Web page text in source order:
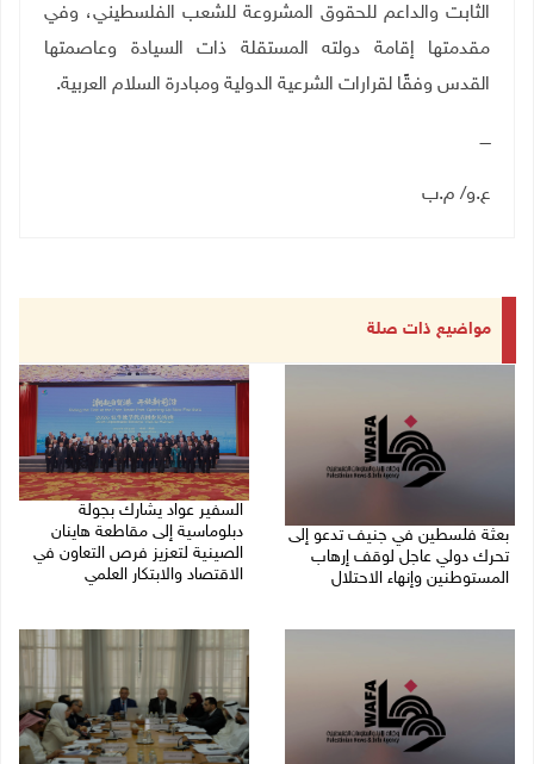
الثابت والداعم للحقوق المشروعة للشعب الفلسطيني، وفي
مقدمتها إقامة دولته المستقلة ذات السيادة وعاصمتها
القدس وفقًا لقرارات الشرعية الدولية ومبادرة السلام العربية.
ــــ
ع.و/ م.ب
مواضيع ذات صلة
بعثة فلسطين في جنيف تدعو إلى
تحرك دولي عاجل لوقف إرهاب
المستوطنين وإنهاء الاحتلال
السفير عواد يشارك بجولة
دبلوماسية إلى مقاطعة هاينان
الصينية لتعزيز فرص التعاون في
الاقتصاد والابتكار العلمي